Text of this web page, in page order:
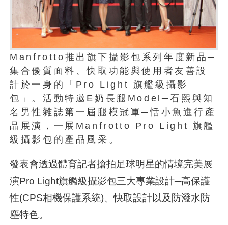
Manfrotto推出旗下攝影包系列年度新品─
集合優質面料、快取功能與使用者友善設
計於一身的「Pro Light 旗艦級攝影
包」。活動特邀E奶長腿Model─石熙與知
名男性雜誌第一屆腿模冠軍─恬小魚進行產
品展演，一展Manfrotto Pro Light 旗艦
級攝影包的產品風采。
發表會透過體育記者搶拍足球明星的情境完美展
演Pro Light旗艦級攝影包三大專業設計─高保護
性(CPS相機保護系統)、快取設計以及防潑水防
塵特色。